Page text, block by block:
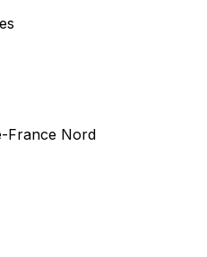
France Nord